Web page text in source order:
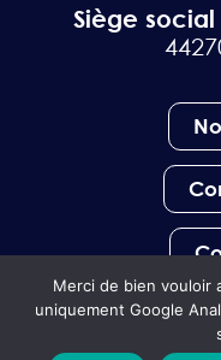
Siège social
Merci de bien vouloir
uniquement Google